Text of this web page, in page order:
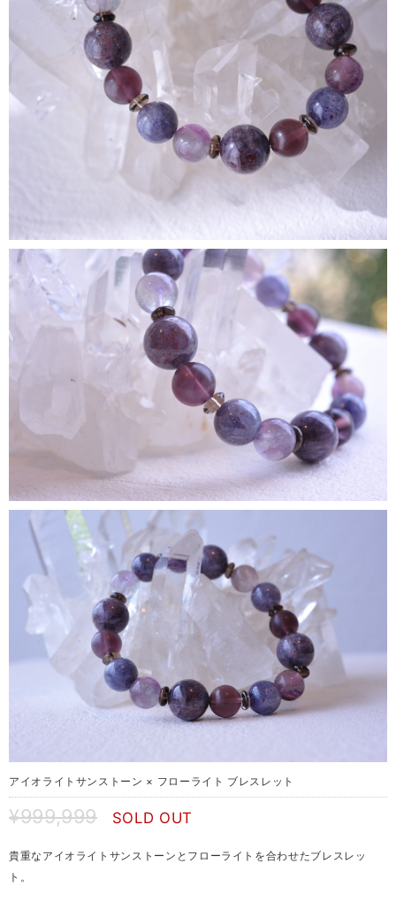
アイオライトサンストーン × フローライト ブレスレット
¥999,999 SOLD OUT
貴重なアイオライトサンストーンとフローライトを合わせたブレスレッ
ト。